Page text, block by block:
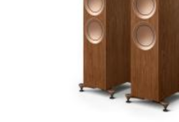
Напольная акустическая система,
полосная, акустическое
габариты: 1296×311×384 мм, вес: